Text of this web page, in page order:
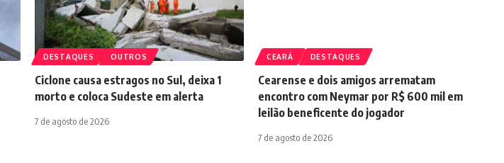
DESTAQUES OUTROS
Ciclone causa estragos no Sul, deixa 1
morto e coloca Sudeste em alerta
7 de agosto de 2026
CEARÁ DESTAQUES
Cearense e dois amigos arrematam
encontro com Neymar por R$ 600 mil em
leilão beneficente do jogador
7 de agosto de 2026